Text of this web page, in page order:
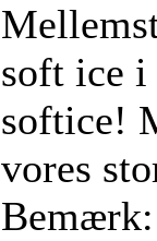
soft ice
softice!
vores
Bemærk: